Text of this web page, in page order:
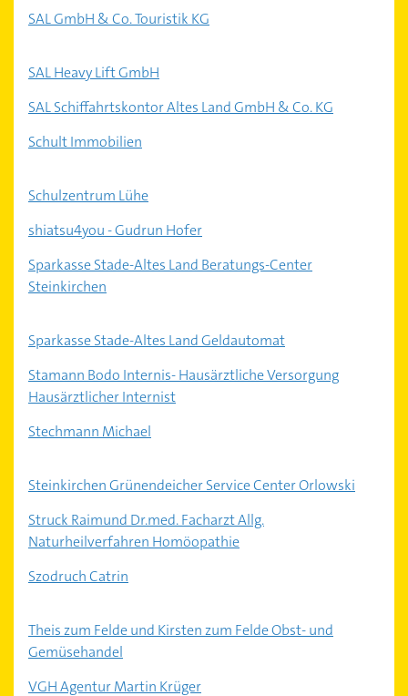
SAL GmbH & Co. Touristik KG
SAL Heavy Lift GmbH
SAL Schiffahrtskontor Altes Land GmbH & Co. KG
Schult Immobilien
Schulzentrum Lühe
shiatsu4you - Gudrun Hofer
Sparkasse Stade-Altes Land Beratungs-Center
Steinkirchen
Sparkasse Stade-Altes Land Geldautomat
Stamann Bodo Internis- Hausärztliche Versorgung
Hausärztlicher Internist
Stechmann Michael
Steinkirchen Grünendeicher Service Center Orlowski
Struck Raimund Dr.med. Facharzt Allg.
Naturheilverfahren Homöopathie
Szodruch Catrin
Theis zum Felde und Kirsten zum Felde Obst- und
Gemüsehandel
VGH Agentur Martin Krüger